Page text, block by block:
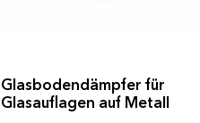
Glasbodendämpfer für
Glasauflagen auf Metall